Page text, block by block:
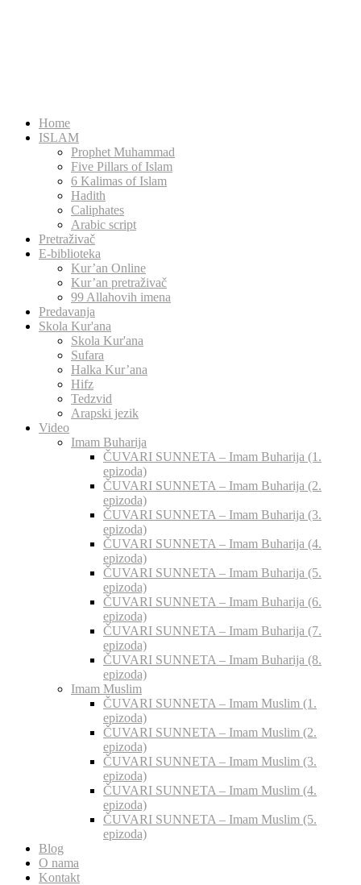
Home
ISLAM
Prophet Muhammad
Five Pillars of Islam
6 Kalimas of Islam
Hadith
Caliphates
Arabic script
Pretraživač
E-biblioteka
Kur’an Online
Kur’an pretraživač
99 Allahovih imena
Predavanja
Skola Kur'ana
Skola Kur'ana
Sufara
Halka Kur’ana
Hifz
Tedzvid
Arapski jezik
Video
Imam Buharija
ČUVARI SUNNETA – Imam Buharija (1.
epizoda)
ČUVARI SUNNETA – Imam Buharija (2.
epizoda)
ČUVARI SUNNETA – Imam Buharija (3.
epizoda)
ČUVARI SUNNETA – Imam Buharija (4.
epizoda)
ČUVARI SUNNETA – Imam Buharija (5.
epizoda)
ČUVARI SUNNETA – Imam Buharija (6.
epizoda)
ČUVARI SUNNETA – Imam Buharija (7.
epizoda)
ČUVARI SUNNETA – Imam Buharija (8.
epizoda)
Imam Muslim
ČUVARI SUNNETA – Imam Muslim (1.
epizoda)
ČUVARI SUNNETA – Imam Muslim (2.
epizoda)
ČUVARI SUNNETA – Imam Muslim (3.
epizoda)
ČUVARI SUNNETA – Imam Muslim (4.
epizoda)
ČUVARI SUNNETA – Imam Muslim (5.
epizoda)
Blog
O nama
Kontakt